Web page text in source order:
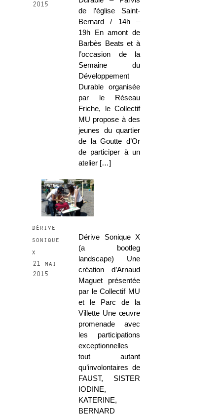
2015
de l’église Saint-
Bernard / 14h –
19h En amont de
Barbès Beats et à
l’occasion de la
Semaine du
Développement
Durable organisée
par le Réseau
Friche, le Collectif
MU propose à des
jeunes du quartier
de la Goutte d’Or
de participer à un
atelier […]
dérive
sonique
x
21 mai
2015
Dérive Sonique X
(a bootleg
landscape) Une
création d’Arnaud
Maguet présentée
par le Collectif MU
et le Parc de la
Villette Une œuvre
promenade avec
les participations
exceptionnelles
tout autant
qu’involontaires de
FAUST, SISTER
IODINE,
KATERINE,
BERNARD